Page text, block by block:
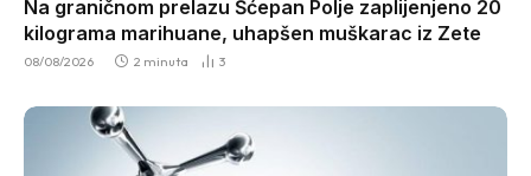
Na graničnom prelazu Šćepan Polje zaplijenjeno 20
kilograma marihuane, uhapšen muškarac iz Zete
08/08/2026 2 minuta 3